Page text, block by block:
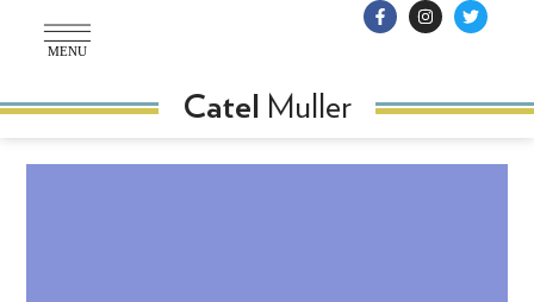
MENU
Catel Muller